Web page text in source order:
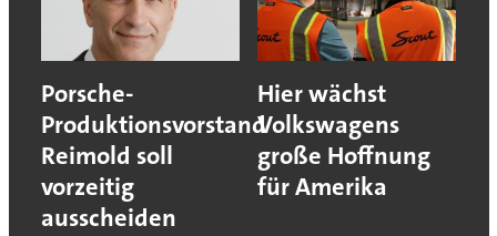
Porsche-
Produktionsvorstand
Reimold soll
vorzeitig
ausscheiden
Hier wächst
Volkswagens
große Hoffnung
für Amerika